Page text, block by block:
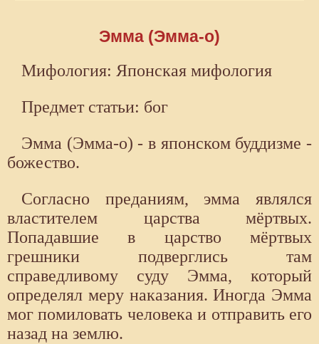
Эмма (Эмма-о)
Мифология: Японская мифология
Предмет статьи: бог
Эмма (Эмма-о) - в японском буддизме -
божество.
Согласно преданиям, эмма являлся
властителем царства мёртвых.
Попадавшие в царство мёртвых
грешники подверглись там
справедливому суду Эмма, который
определял меру наказания. Иногда Эмма
мог помиловать человека и отправить его
назад на землю.